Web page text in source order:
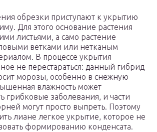
обрезки приступают к укрытию
Для этого основание растения
листьями, а само растение
ветками или нетканым
В процессе укрытия
не перестараться: данный гибрид
морозы, особенно в снежную
влажность может
грибковые заболевания, и части
могут просто выпреть. Поэтому
лиане легкое укрытие, которое не
формированию конденсата.